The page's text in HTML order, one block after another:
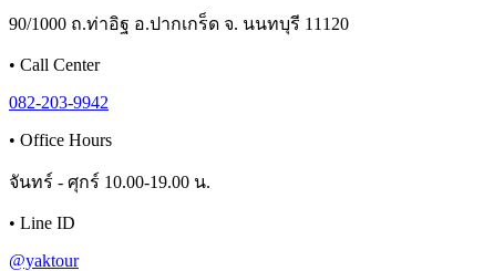
90/1000 ถ.ท่าอิฐ อ.ปากเกร็ด จ. นนทบุรี 11120
• Call Center
082-203-9942
• Office Hours
จันทร์ - ศุกร์ 10.00-19.00 น.
• Line ID
@yaktour